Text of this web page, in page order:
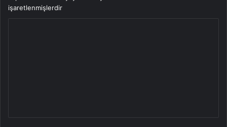
işaretlenmişlerdir